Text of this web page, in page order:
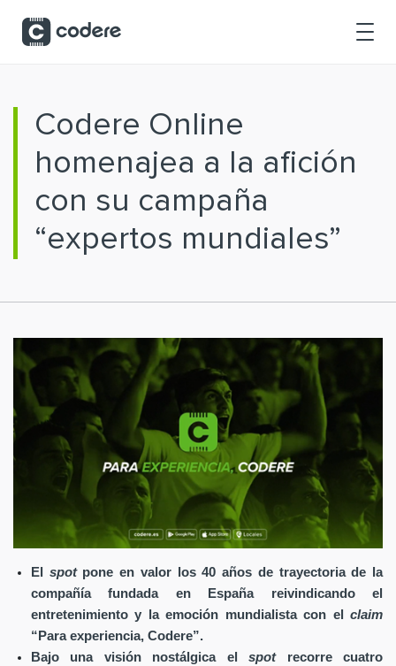
Codere Online
homenajea a la afición
con su campaña
“expertos mundiales”
El spot pone en valor los 40 años de trayectoria de la
compañía fundada en España reivindicando el
entretenimiento y la emoción mundialista con el claim
“Para experiencia, Codere”.
Bajo una visión nostálgica elspotrecorre cuatro